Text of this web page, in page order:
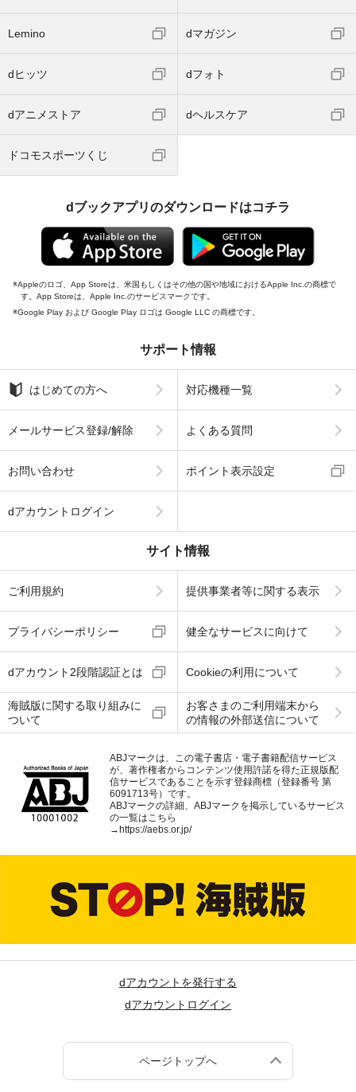
Lemino dマガジン
dヒッツ dフォト
dアニメストア dヘルスケア
ドコモスポーツくじ
dブックアプリのダウンロードはコチラ
Appleのロゴ、App Storeは、米国もしくはその他の国や地域におけるApple Inc.の商標で
す。App Storeは、Apple Inc.のサービスマークです。
Google Play および Google Play ロゴは Google LLC の商標です。
サポート情報
はじめての方へ 対応機種一覧
メールサービス登録/解除 よくある質問
お問い合わせ ポイント表示設定
dアカウントログイン
サイト情報
ご利用規約 提供事業者等に関する表示
プライバシーポリシー 健全なサービスに向けて
dアカウント2段階認証とは Cookieの利用について
海賊版に関する取り組みに
ついて
お客さまのご利用端末から
の情報の外部送信について
ABJマークは、この電子書店・電子書籍配信サービス
が、著作権者からコンテンツ使用許諾を得た正規版配
信サービスであることを示す登録商標（登録番号 第
6091713号）です。
ABJマークの詳細、ABJマークを掲示しているサービス
の一覧はこちら
→https://aebs.or.jp/
dアカウントを発行する
dアカウントログイン
ページトップへ